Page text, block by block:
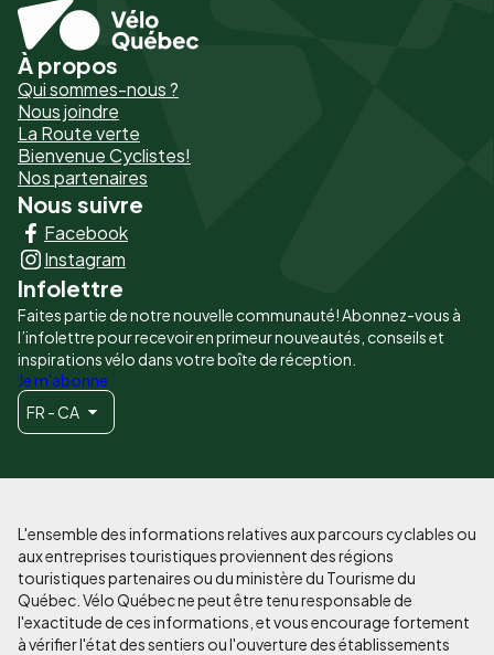
Pied
de
page
-
Liens
principaux
À propos
Qui sommes-nous ?
Nous joindre
La Route verte
Bienvenue Cyclistes!
Nos partenaires
Nous suivre
Facebook
Instagram
Infolettre
Faites partie de notre nouvelle communauté! Abonnez-vous à
l’infolettre pour recevoir en primeur nouveautés, conseils et
inspirations vélo dans votre boîte de réception.
Je m'abonne
FR - CA
L'ensemble des informations relatives aux parcours cyclables ou
aux entreprises touristiques proviennent des régions
touristiques partenaires ou du ministère du Tourisme du
Québec. Vélo Québec ne peut être tenu responsable de
l'exactitude de ces informations, et vous encourage fortement
à vérifier l'état des sentiers ou l'ouverture des établissements